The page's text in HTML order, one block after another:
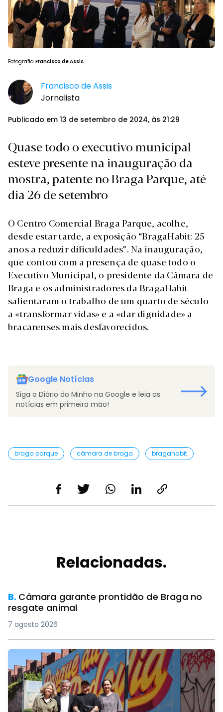
Fotografia Francisco de Assis
Francisco de Assis
Jornalista
Publicado em 13 de setembro de 2024, às 21:29
Quase todo o executivo municipal
esteve presente na inauguração da
mostra, patente no Braga Parque, até
dia 26 de setembro
O Centro Comercial Braga Parque, acolhe,
desde estar tarde, a exposição “BragaHabit: 25
anos a reduzir dificuldades”. Na inauguração,
que contou com a presença de quase todo o
Executivo Municipal, o presidente da Câmara de
Braga e os administradores da BragaHabit
salientaram o trabalho de um quarto de século
a «transformar vidas» e a «dar dignidade» a
bracarenses mais desfavorecidos.
Google Notícias
Siga o Diário do Minho na Google e leia as
notícias em primeira mão!
braga parque câmara de braga bragahabit
Relacionadas.
B. Câmara garante prontidão de Braga no
resgate animal
7 agosto 2026